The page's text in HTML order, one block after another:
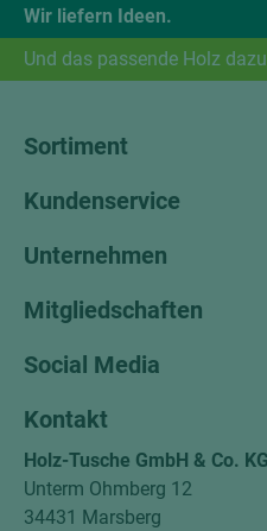
Wir liefern Ideen.
Und das passende Holz
Sortiment
Kundenservice
Unternehmen
Mitgliedschaften
Social Media
Kontakt
Holz-Tusche GmbH & Co. KG
Unterm Ohmberg 12
34431 Marsberg